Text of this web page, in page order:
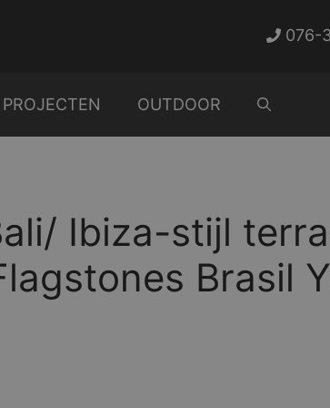
076-
PROJECTEN OUTDOOR
Ibiza-stijl
Brasil